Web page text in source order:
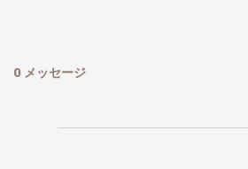
0 メッセージ